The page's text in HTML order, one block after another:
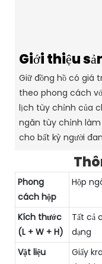
Giới thiệu
Giữ đồng hồ có giá
theo phong cách
lịch tùy chỉnh của
ngăn tùy chỉnh làm
cho bất kỳ người
Phong
cách hộp
Hộp
Kích thước
(L + W + H)
Tất cả
dạng
Vật liệu
Giấy